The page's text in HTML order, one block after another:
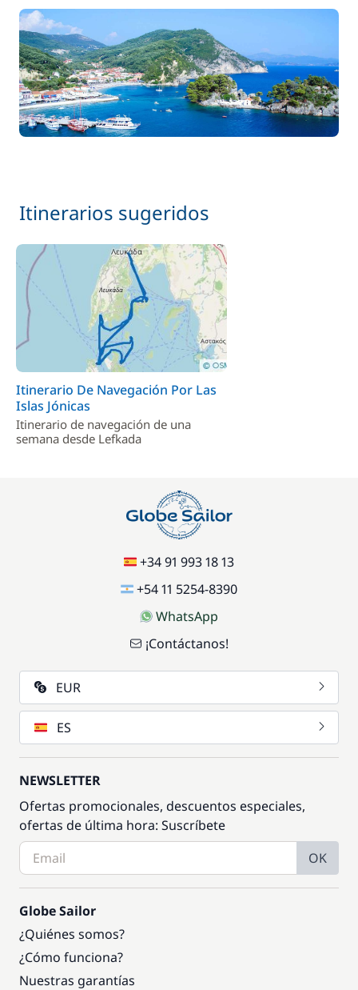
Itinerarios sugeridos
Itinerario De Navegación Por Las
Islas Jónicas
Itinerario de navegación de una
semana desde Lefkada
+34 91 993 18 13
+54 11 5254-8390
WhatsApp
¡Contáctanos!
EUR
ES
NEWSLETTER
Ofertas promocionales, descuentos especiales,
ofertas de última hora: Suscríbete
OK
Globe Sailor
¿Quiénes somos?
¿Cómo funciona?
Nuestras garantías